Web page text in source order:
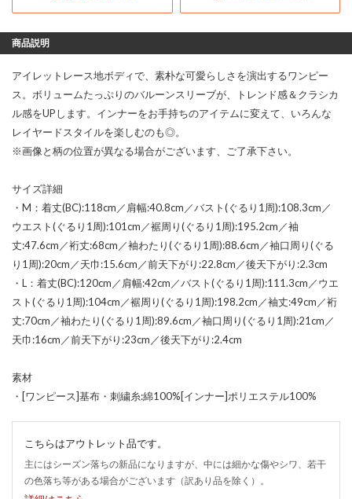
商品説明
アイレットレース地ボディで、素朴な可愛らしさを演出するワンピー
ス。ボリュームたっぷりのバルーンスリーブが、トレンド感＆クラシカ
ル感をUPします。インナーをお手持ちのアイテムに変えて、いろんな
レイヤードスタイルを楽しむのも◎。
※画像と柄の位置が異なる場合がございます、ご了承下さい。
サイズ詳細
・M：着丈(BC):118cm／肩幅:40.8cm／バスト(ぐるり1周):108.3cm／
ウエスト(ぐるり1周):101cm／裾周り(ぐるり1周):195.2cm／袖
丈:47.6cm／裄丈:68cm／袖わたり(ぐるり1周):88.6cm／袖口周り(ぐる
り1周):20cm／天巾:15.6cm／前天下がり:22.8cm／後天下がり:2.3cm
・L：着丈(BC):120cm／肩幅:42cm／バスト(ぐるり1周):111.3cm／ウエ
スト(ぐるり1周):104cm／裾周り(ぐるり1周):198.2cm／袖丈:49cm／裄
丈:70cm／袖わたり(ぐるり1周):89.6cm／袖口周り(ぐるり1周):21cm／
天巾:16cm／前天下がり:23cm／後天下がり:2.4cm
素材
・[ワンピース]基布・刺繍糸:綿100%[インナー]ポリエステル100%
こちらはアウトレット品です。
主にはシーズン落ちの新品になりますが、中には細かな傷やシワ、若干
の色落ち等がある場合がございます（訳あり品を除く）。